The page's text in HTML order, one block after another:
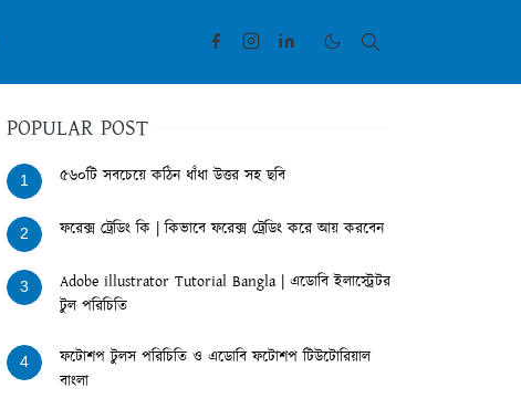
POPULAR POST
1 ৫৬০টি সবচেয়ে কঠিন ধাঁধা উত্তর সহ ছবি
2 ফরেক্স ট্রেডিং কি | কিভাবে ফরেক্স ট্রেডিং করে আয় করবেন
3
Adobe illustrator Tutorial Bangla | এডোবি ইলাস্ট্রেটর
টুল পরিচিতি
4
ফটোশপ টুলস পরিচিতি ও এডোবি ফটোশপ টিউটোরিয়াল
বাংলা